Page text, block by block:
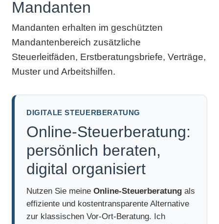
Mandanten
Mandanten erhalten im geschützten
Mandantenbereich zusätzliche
Steuerleitfäden, Erstberatungsbriefe, Verträge,
Muster und Arbeitshilfen.
DIGITALE STEUERBERATUNG
Online-Steuerberatung:
persönlich beraten,
digital organisiert
Nutzen Sie meine Online-Steuerberatung als
effiziente und kostentransparente Alternative
zur klassischen Vor-Ort-Beratung. Ich